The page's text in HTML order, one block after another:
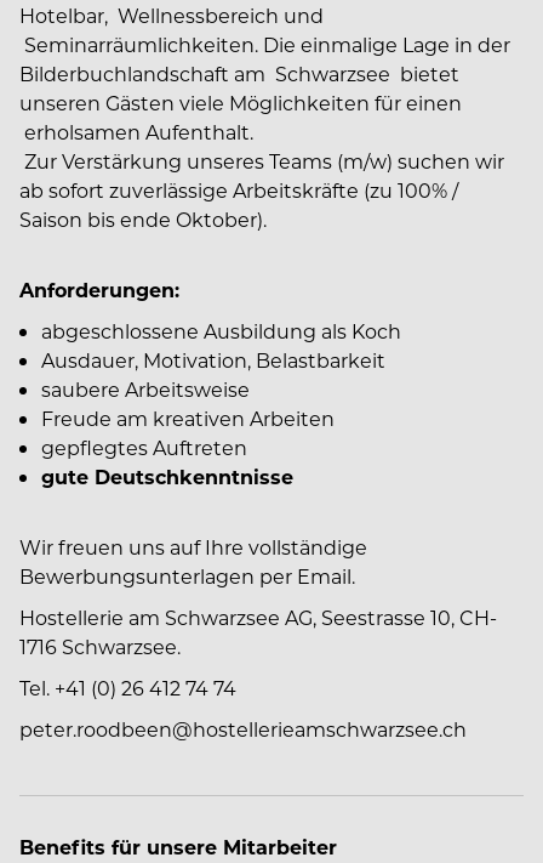
Hotelbar, Wellnessbereich und
Seminarräumlichkeiten. Die einmalige Lage in der
Bilderbuchlandschaft am Schwarzsee bietet
unseren Gästen viele Möglichkeiten für einen
erholsamen Aufenthalt.
Zur Verstärkung unseres Teams (m/w) suchen wir
ab sofort zuverlässige Arbeitskräfte (zu 100% /
Saison bis ende Oktober).
Anforderungen:
abgeschlossene Ausbildung als Koch
Ausdauer, Motivation, Belastbarkeit
saubere Arbeitsweise
Freude am kreativen Arbeiten
gepflegtes Auftreten
gute Deutschkenntnisse
Wir freuen uns auf Ihre vollständige
Bewerbungsunterlagen per Email.
Hostellerie am Schwarzsee AG, Seestrasse 10, CH-
1716 Schwarzsee.
Tel. +41 (0) 26 412 74 74
peter.roodbeen@hostellerieamschwarzsee.ch
Benefits für unsere Mitarbeiter